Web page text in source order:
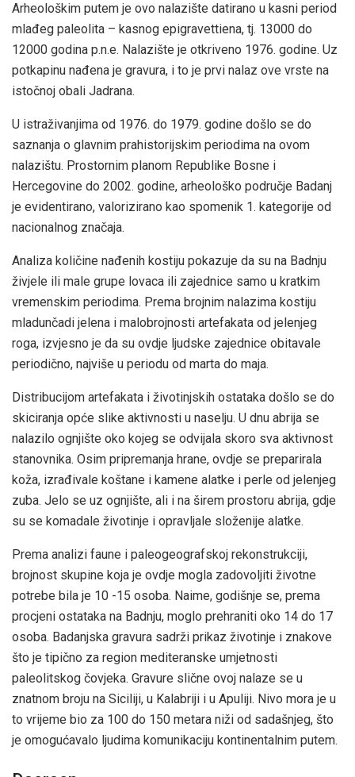
Arheološkim putem je ovo nalazište datirano u kasni period
mlađeg paleolita – kasnog epigravettiena, tj. 13000 do
12000 godina p.n.e. Nalazište je otkriveno 1976. godine. Uz
potkapinu nađena je gravura, i to je prvi nalaz ove vrste na
istočnoj obali Jadrana.
U istraživanjima od 1976. do 1979. godine došlo se do
saznanja o glavnim prahistorijskim periodima na ovom
nalazištu. Prostornim planom Republike Bosne i
Hercegovine do 2002. godine, arheološko područje Badanj
je evidentirano, valorizirano kao spomenik 1. kategorije od
nacionalnog značaja.
Analiza količine nađenih kostiju pokazuje da su na Badnju
živjele ili male grupe lovaca ili zajednice samo u kratkim
vremenskim periodima. Prema brojnim nalazima kostiju
mladunčadi jelena i malobrojnosti artefakata od jelenjeg
roga, izvjesno je da su ovdje ljudske zajednice obitavale
periodično, najviše u periodu od marta do maja.
Distribucijom artefakata i životinjskih ostataka došlo se do
skiciranja opće slike aktivnosti u naselju. U dnu abrija se
nalazilo ognjište oko kojeg se odvijala skoro sva aktivnost
stanovnika. Osim pripremanja hrane, ovdje se preparirala
koža, izrađivale koštane i kamene alatke i perle od jelenjeg
zuba. Jelo se uz ognjište, ali i na širem prostoru abrija, gdje
su se komadale životinje i opravljale složenije alatke.
Prema analizi faune i paleogeografskoj rekonstrukciji,
brojnost skupine koja je ovdje mogla zadovoljiti životne
potrebe bila je 10 -15 osoba. Naime, godišnje se, prema
procjeni ostataka na Badnju, moglo prehraniti oko 14 do 17
osoba. Badanjska gravura sadrži prikaz životinje i znakove
što je tipično za region mediteranske umjetnosti
paleolitskog čovjeka. Gravure slične ovoj nalaze se u
znatnom broju na Siciliji, u Kalabriji i u Apuliji. Nivo mora je u
to vrijeme bio za 100 do 150 metara niži od sadašnjeg, što
je omogućavalo ljudima komunikaciju kontinentalnim putem.